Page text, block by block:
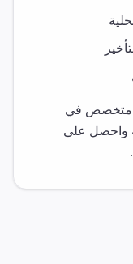
متخصص في
واحصل على